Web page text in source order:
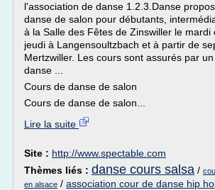
l'association de danse 1.2.3.Danse
danse de salon pour débutants,
à la Salle des Fêtes de Zinswiller le mardi
jeudi à Langensoultzbach et à partir de
Mertzwiller. Les cours sont assurés par
danse ...
Cours de danse de salon
Cours de danse de salon...
Lire la suite
Site : http://www.spectable.com
Thèmes liés : danse cours salsa /
en alsace / association cour de danse hip